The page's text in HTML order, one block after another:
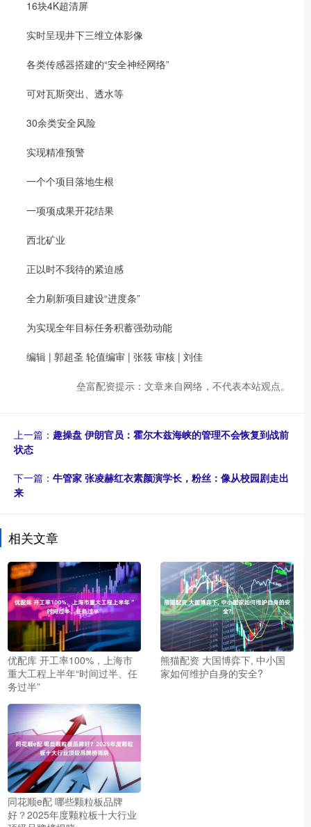
16块4K超清屏
实时呈现井下三维立体影像
各类传感器搭建的“安全神经网络”
可对瓦斯突出、透水等
30余类安全风险
实现精准预警
一个个项目落地生根
一项项成果开花结果
西北矿业
正以时不我待的紧迫感
全力刷新项目建设“进度条”
为实现全年目标任务积蓄强劲动能
编辑 | 郭超圣 轮值编审 | 张筱 审核 | 刘佳
垒富配资提示：文章来自网络，不代表本站观点。
上一篇： 趣操盘 伊朗官员：霍尔木兹海峡的管理不会恢复到战前
状态
下一篇： 牛管家 张凌赫红衣素颜演学长，粉丝：像从校园剧走出
来
相关文章
优配库 开工率100%，上海市
重大工程上半年“时间过半、任
务过半”
熊猫配资 大国博弈下, 中小国
家如何维护自身的安全?
同花顺e配 哪些颗粒板品牌
好？2025年度颗粒板十大行业